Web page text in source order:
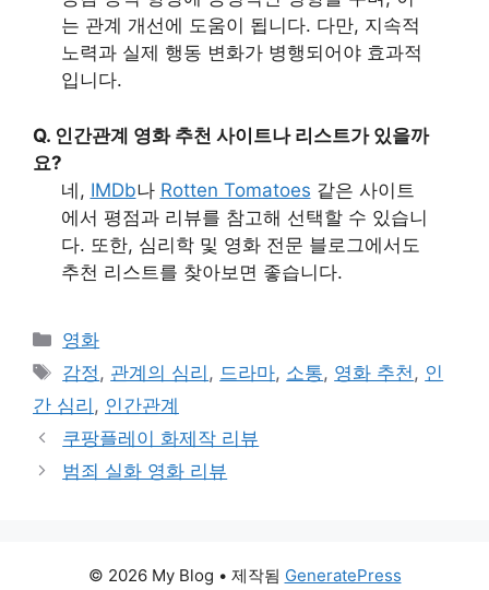
는 관계 개선에 도움이 됩니다. 다만, 지속적
노력과 실제 행동 변화가 병행되어야 효과적
입니다.
Q. 인간관계 영화 추천 사이트나 리스트가 있을까
요?
네, IMDb나 Rotten Tomatoes 같은 사이트
에서 평점과 리뷰를 참고해 선택할 수 있습니
다. 또한, 심리학 및 영화 전문 블로그에서도
추천 리스트를 찾아보면 좋습니다.
카
테
고
리
영화
태
그
감정 , 관계의 심리 , 드라마, 소통, 영화 추천 , 인
간 심리 , 인간관계
쿠팡플레이 화제작 리뷰
범죄 실화 영화 리뷰
© 2026 My Blog • 제작됨 GeneratePress